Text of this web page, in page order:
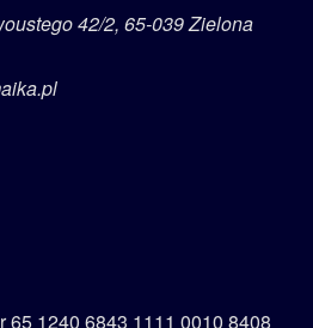
42/2, 65-039 Zielona
65 1240 6843 1111 0010 8408